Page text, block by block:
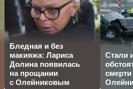
Бледная и без
макияжа: Лариса
Долина появилась
на прощании
с Олейниковым
Стали